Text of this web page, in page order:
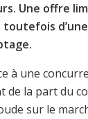
Une offre
toutefois
à une
de la part du
sur le